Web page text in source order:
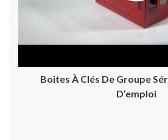
Boîtes À Clés De Groupe
D’emploi